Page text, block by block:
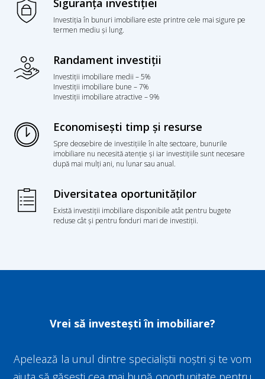
Siguranța investiției
Investiția în bunuri imobiliare este printre cele mai sigure pe
termen mediu și lung.
Randament investiții
Investiții imobiliare medii – 5%
Investiții imobiliare bune – 7%
Investiții imobiliare atractive – 9%
Economisești timp și resurse
Spre deosebire de investițiile în alte sectoare, bunurile
imobiliare nu necesită atenție și iar investițiile sunt necesare
după mai mulți ani, nu lunar sau anual.
Diversitatea oportunităților
Există investiții imobiliare disponibile atât pentru bugete
reduse cât și pentru fonduri mari de investiții.
Vrei să investești în imobiliare?
Apelează la unul dintre specialiștii noștri și te vom